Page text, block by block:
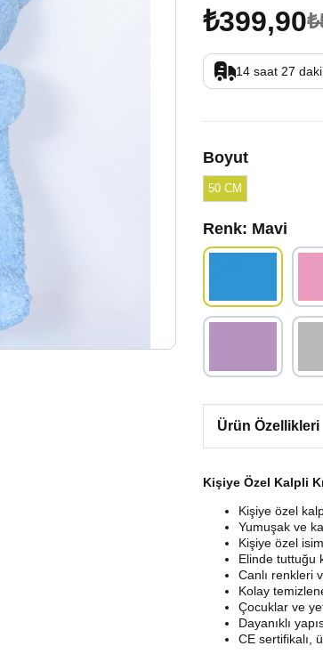
₺399,90
14 saat 27
Boyut
50 CM
Renk: Mavi
Ürün Özellikleri
Kişiye Özel Kalpli
Kişiye özel
Yumuşak ve
Kişiye özel
Elinde tuttuğu
Canlı renkleri
Kolay
Çocuklar ve
Dayanıklı
CE sertifikalı,